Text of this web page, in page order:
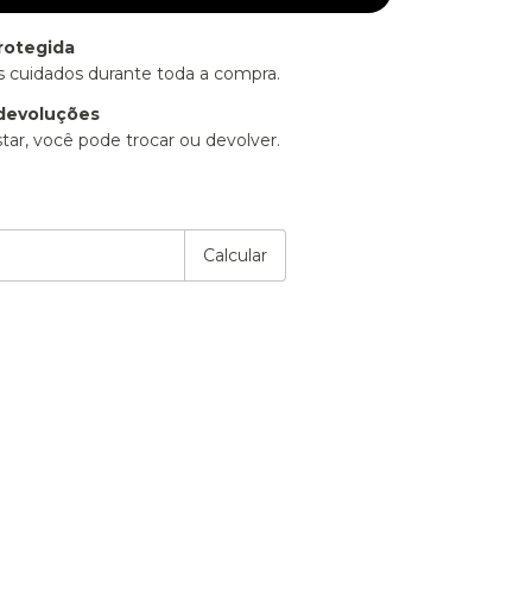
cuidados durante toda a compra.
você pode trocar ou devolver.
Calcular